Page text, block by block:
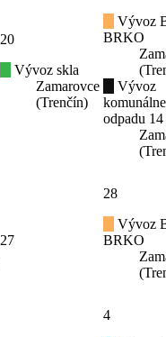
20
Vývoz skla
Zamarovce
(Trenčín)
Vývoz
BRKO
Vývoz
odpadu
27
28
Vývoz
BRKO
4